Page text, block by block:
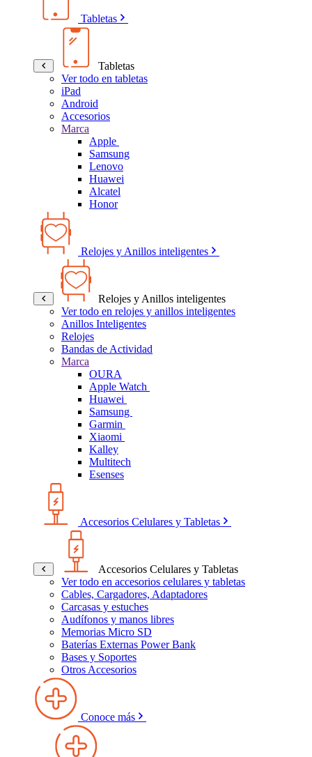
Tabletas
Tabletas
Ver todo en tabletas
iPad
Android
Accesorios
Marca
Apple
Samsung
Lenovo
Huawei
Alcatel
Honor
Relojes y Anillos inteligentes
Relojes y Anillos inteligentes
Ver todo en relojes y anillos inteligentes
Anillos Inteligentes
Relojes
Bandas de Actividad
Marca
OURA
Apple Watch
Huawei
Samsung
Garmin
Xiaomi
Kalley
Multitech
Esenses
Accesorios Celulares y Tabletas
Accesorios Celulares y Tabletas
Ver todo en accesorios celulares y tabletas
Cables, Cargadores, Adaptadores
Carcasas y estuches
Audífonos y manos libres
Memorias Micro SD
Baterías Externas Power Bank
Bases y Soportes
Otros Accesorios
Conoce más